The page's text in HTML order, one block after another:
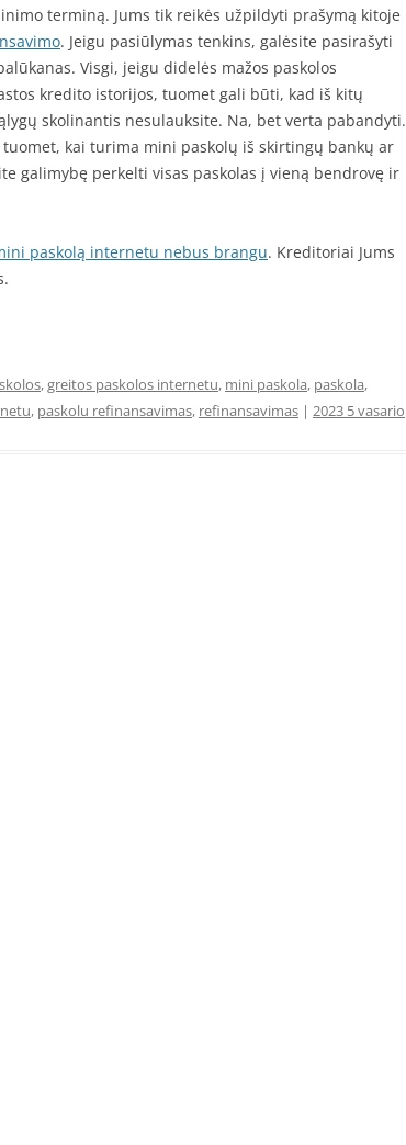
terminą. Jums tik reikės užpildyti prašymą kitoje
. Jeigu pasiūlymas tenkins, galėsite pasirašyti
Visgi, jeigu didelės mažos paskolos
kredito istorijos, tuomet gali būti, kad iš kitų
skolinantis nesulauksite. Na, bet verta pabandyti.
kai turima mini paskolų iš skirtingų bankų ar
galimybę perkelti visas paskolas į vieną bendrovę ir
paskolą internetu nebus brangu. Kreditoriai Jums
,greitos paskolos internetu, mini paskola, paskola,
, paskolu refinansavimas, refinansavimas | 2023 5 vasario